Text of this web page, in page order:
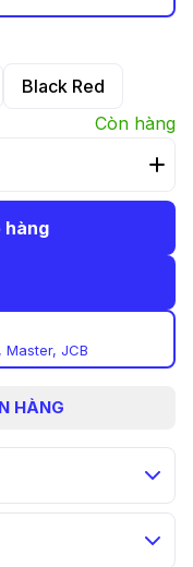
Black Red
Còn hàng
hàng
JCB
HÀNG